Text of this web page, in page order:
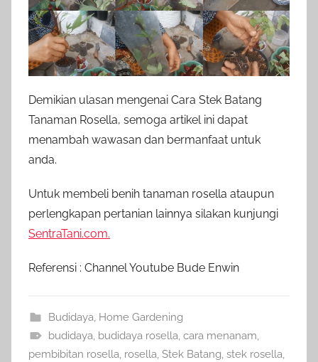
Demikian ulasan mengenai Cara Stek Batang
Tanaman Rosella, semoga artikel ini dapat
menambah wawasan dan bermanfaat untuk
anda.
Untuk membeli benih tanaman rosella ataupun
perlengkapan pertanian lainnya silakan kunjungi
SentraTani.com.
Referensi : Channel Youtube Bude Enwin
Budidaya, Home Gardening
budidaya, budidaya rosella, cara menanam,
pembibitan rosella, rosella, Stek Batang, stek rosella,